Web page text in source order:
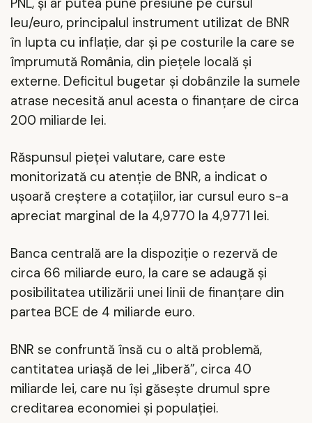
leu/euro, principalul instrument utilizat de BNR
în lupta cu inflație, dar și pe costurile la care se
împrumută România, din piețele locală și
externe. Deficitul bugetar și dobânzile la sumele
atrase necesită anul acesta o finanțare de circa
200 miliarde lei.
Răspunsul pieței valutare, care este
monitorizată cu atenție de BNR, a indicat o
ușoară creștere a cotațiilor, iar cursul euro s-a
apreciat marginal de la 4,9770 la 4,9771 lei.
Banca centrală are la dispoziție o rezervă de
circa 66 miliarde euro, la care se adaugă și
posibilitatea utilizării unei linii de finanțare din
partea BCE de 4 miliarde euro.
BNR se confruntă însă cu o altă problemă,
cantitatea uriașă de lei „liberă”, circa 40
miliarde lei, care nu își găsește drumul spre
creditarea economiei și populației.